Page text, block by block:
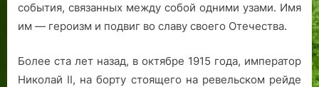
события, связанных между собой одними узами. Имя
им — героизм и подвиг во славу своего Отечества.
Более ста лет назад, в октябре 1915 года, император
Николай II, на борту стоящего на ревельском рейде